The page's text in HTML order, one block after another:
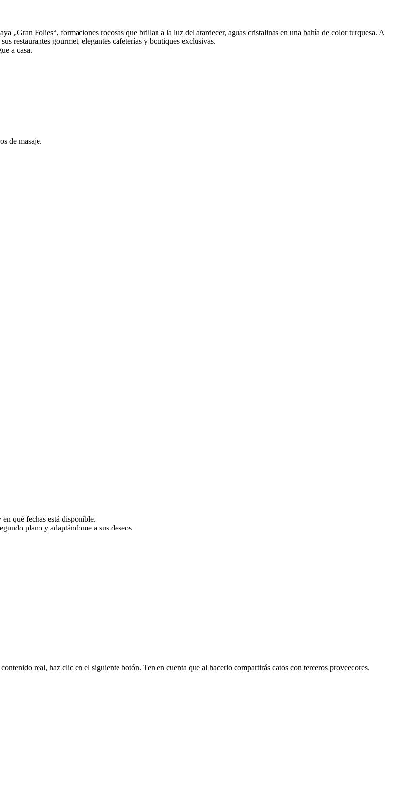
„Gran Folies“, formaciones rocosas que brillan a la luz del atardecer, aguas cristalinas en una bahía de color turquesa. A
restaurantes gourmet, elegantes cafeterías y boutiques exclusivas.
a casa.
de masaje.
qué fechas está disponible.
plano y adaptándome a sus deseos.
contenido real, haz clic en el siguiente botón. Ten en cuenta que al hacerlo compartirás datos con terceros proveedores.